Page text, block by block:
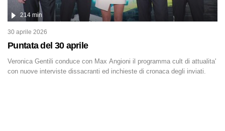
Puntata del 30 aprile
214 min
30 aprile 2026
Veronica Gentili conduce con Max Angioni il programma cult di attualita'
con nuove interviste dissacranti ed inchieste di cronaca degli inviati.